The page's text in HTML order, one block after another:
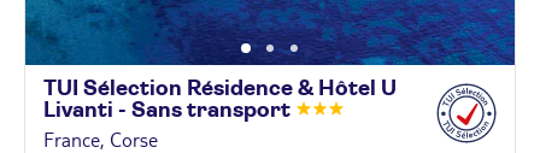
TUI Sélection Résidence & Hôtel U
Livanti - Sans transport
France, Corse